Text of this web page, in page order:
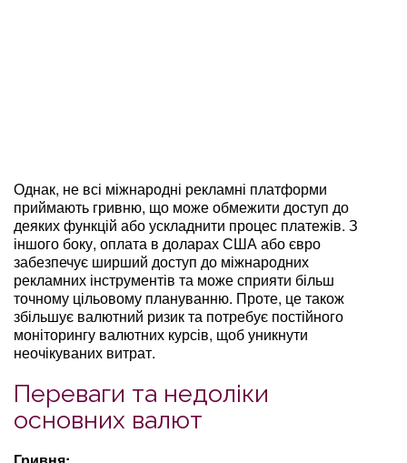
Однак, не всі міжнародні рекламні платформи
приймають гривню, що може обмежити доступ до
деяких функцій або ускладнити процес платежів. З
іншого боку, оплата в доларах США або євро
забезпечує ширший доступ до міжнародних
рекламних інструментів та може сприяти більш
точному цільовому плануванню. Проте, це також
збільшує валютний ризик та потребує постійного
моніторингу валютних курсів, щоб уникнути
неочікуваних витрат.
Переваги та недоліки
основних валют